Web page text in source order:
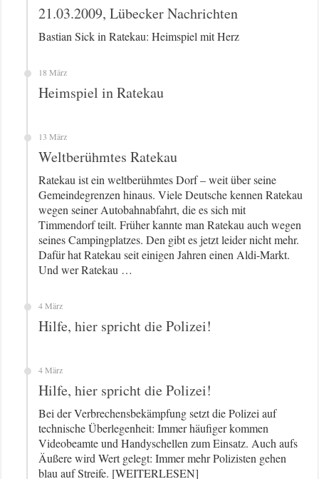
21.03.2009, Lübecker Nachrichten
Bastian Sick in Ratekau: Heimspiel mit Herz
18 März
Heimspiel in Ratekau
13 März
Weltberühmtes Ratekau
Ratekau ist ein weltberühmtes Dorf – weit über seine
Gemeindegrenzen hinaus. Viele Deutsche kennen Ratekau
wegen seiner Autobahnabfahrt, die es sich mit
Timmendorf teilt. Früher kannte man Ratekau auch wegen
seines Campingplatzes. Den gibt es jetzt leider nicht mehr.
Dafür hat Ratekau seit einigen Jahren einen Aldi-Markt.
Und wer Ratekau …
4 März
Hilfe, hier spricht die Polizei!
4 März
Hilfe, hier spricht die Polizei!
Bei der Verbrechensbekämpfung setzt die Polizei auf
technische Überlegenheit: Immer häufiger kommen
Videobeamte und Handyschellen zum Einsatz. Auch aufs
Äußere wird Wert gelegt: Immer mehr Polizisten gehen
blau auf Streife. [WEITERLESEN]